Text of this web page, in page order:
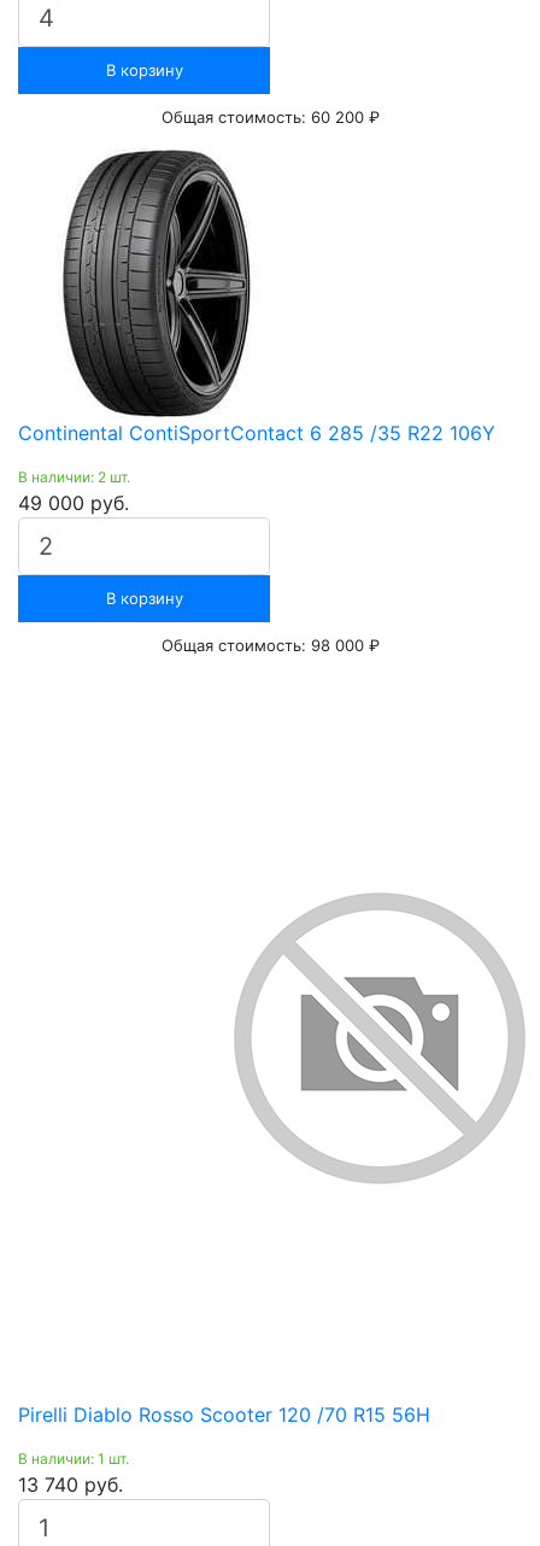
В корзину
Общая стоимость: 60 200 ₽
Continental ContiSportContact 6 285 /35 R22 106Y
В наличии: 2 шт.
49 000 руб.
В корзину
Общая стоимость: 98 000 ₽
Pirelli Diablo Rosso Scooter 120 /70 R15 56H
В наличии: 1 шт.
13 740 руб.